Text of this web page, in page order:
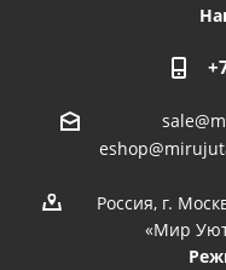
Россия, г.
«Мир